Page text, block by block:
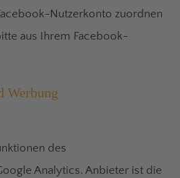
Nutzerkonto zuordnen
aus Ihrem Facebook-
Werbung
des
Analytics. Anbieter ist die